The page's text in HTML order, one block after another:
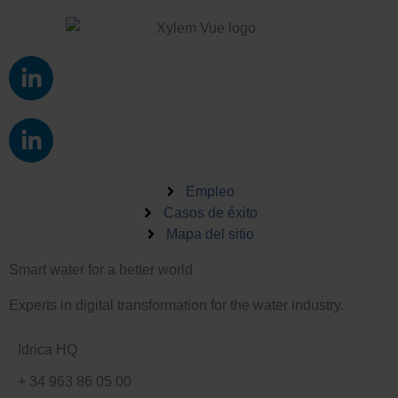
L
i
k
e
i
L
i
i
-
n
Empleo
Casos de éxito
Mapa del sitio
Smart water for a better world
Experts in digital transformation for the water industry.
Idrica HQ
+ 34 963 86 05 00